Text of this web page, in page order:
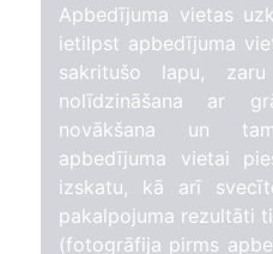
Apbedījuma vietas
ietilpst apbedījuma
sakritušo lapu, zaru
nolīdzināšana ar
novākšana un
apbedījuma vietai
izskatu, kā arī
pakalpojuma rezultāti
(fotogrāfija pirms